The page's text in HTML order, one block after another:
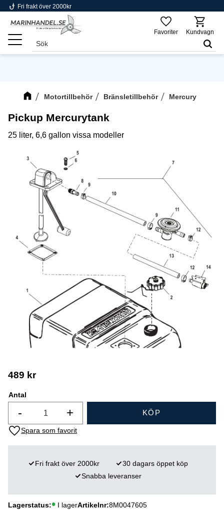
Meny
phishing Fri frakt över 2000kr
Favoriter Kundvagn
Motortillbehör Bränsletillbehör Mercury
Pickup Mercurytank
25 liter, 6,6 gallon vissa modeller
489 kr
Antal
+
- KÖP
Lägg till i favoriter
Lagerstatus I lagerArtikelnr 8M0047605
Fri frakt över 2000kr
30 dagars öppet köp
Snabba leveranser